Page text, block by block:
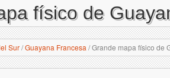
físico de
Sur/Guayana Francesa /Grande mapa físico de